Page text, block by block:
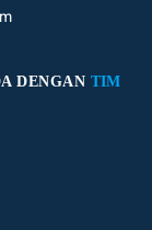
DENGAN TIM